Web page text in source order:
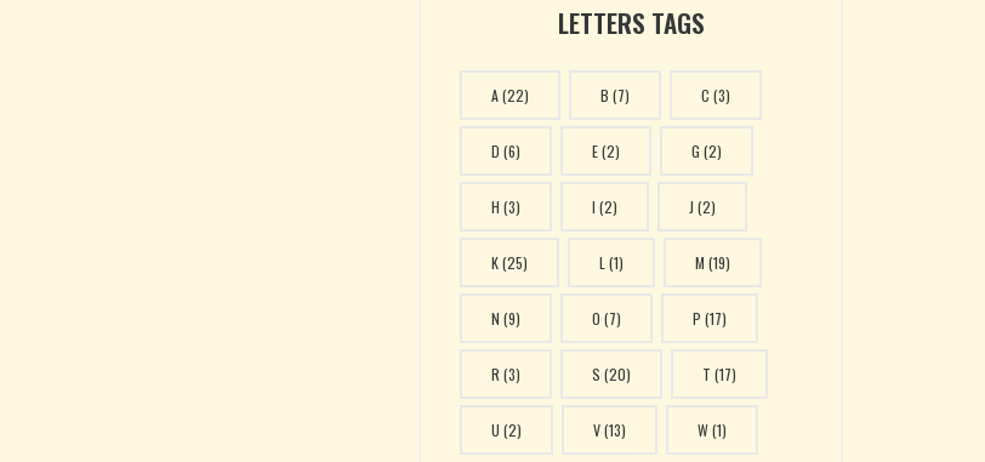
LETTERS TAGS
A(22) B (7) C (3)
D (6) E(2) G (2)
H (3) I (2) J (2)
K(25) L (1) M (19)
N (9) O (7) P (17)
R (3) S (20) T (17)
U (2) V(13) W(1)